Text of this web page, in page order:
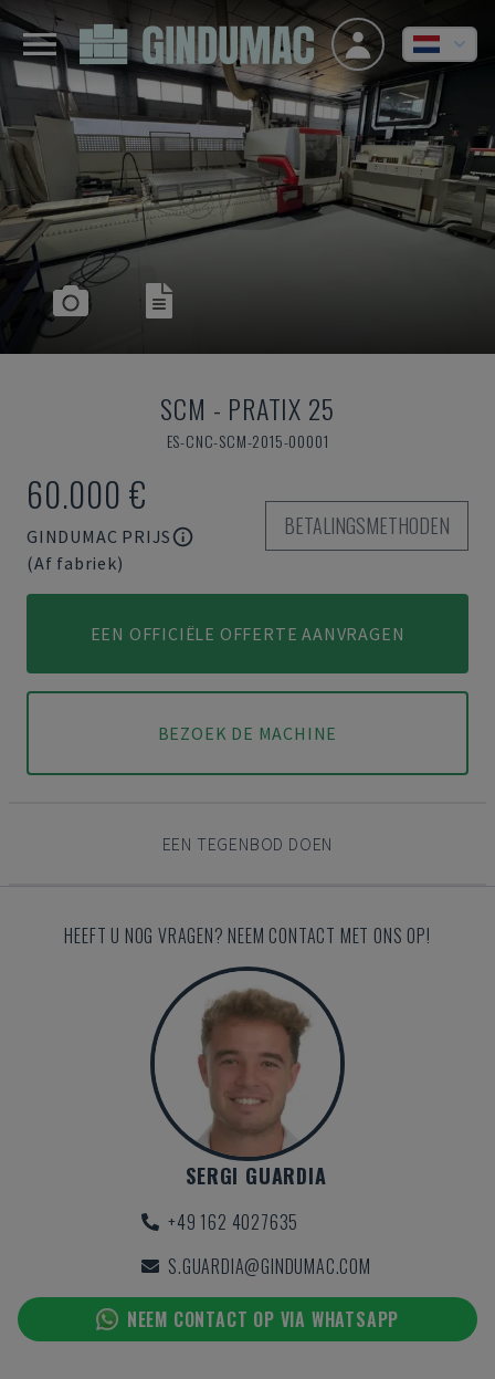
SCM - PRATIX 25
ES-CNC-SCM-2015-00001
60.000 €
GINDUMAC PRIJS
(Af fabriek)
BETALINGSMETHODEN
EEN OFFICIËLE OFFERTE AANVRAGEN
BEZOEK DE MACHINE
EEN TEGENBOD DOEN
HEEFT U NOG VRAGEN? NEEM CONTACT MET ONS OP!
SERGI GUARDIA
+49 162 4027635
S.GUARDIA@GINDUMAC.COM
NEEM CONTACT OP VIA WHATSAPP